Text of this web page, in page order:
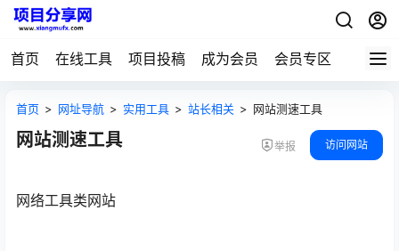
首页 在线工具 项目投稿 成为会员 会员专区
首页 > 网址导航 > 实用工具 > 站长相关 > 网站测速工具
网站测速工具 举报 访问网站
网络工具类网站